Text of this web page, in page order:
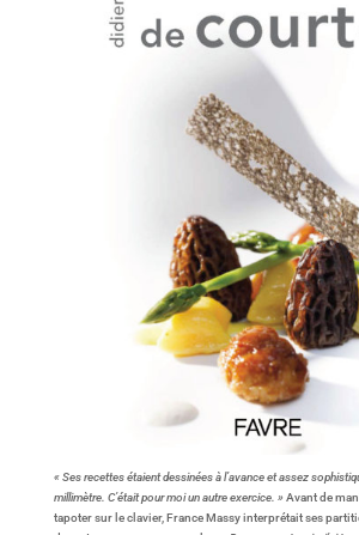
« Ses recettes étaient dessinées à l’avance et assez
millimètre. C’était pour moi un autre exercice. » Avant de
tapoter sur le clavier, France Massy interprétait ses